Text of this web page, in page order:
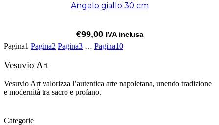
Angelo giallo 30 cm
€99,00 IVA inclusa
Pagina1 Pagina2 Pagina3 … Pagina10
Vesuvio Art
Vesuvio Art valorizza l’autentica arte napoletana, unendo tradizione
e modernità tra sacro e profano.
Categorie